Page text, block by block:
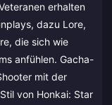
erhalten
dazu Lore,
die sich wie
anfühlen. Gacha-
mit der
von Honkai: Star